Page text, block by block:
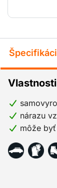
Vlastnosti
nárazu
môže